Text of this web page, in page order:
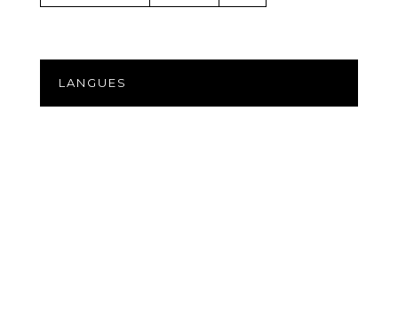
LANGUES